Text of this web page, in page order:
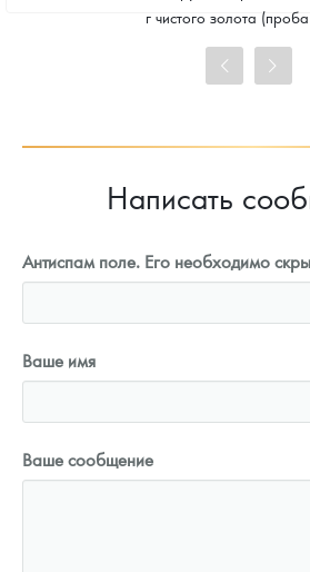
г чистого золота
Стандартная
Цена выкупа
Написать
Антиспам поле. Его необходимо
Ваше имя
Ваше сообщение